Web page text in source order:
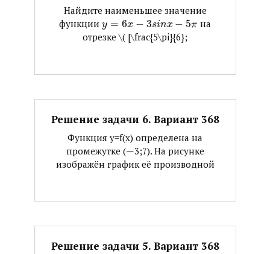
Найдите наименьшее значение
функции ​ y = 6x − 3sinx − 5π ​ на
отрезке ​\( [\frac{5\pi}{6};
Решение задачи 6. Вариант 368
Функция y=f(x) определена на
промежутке (—3;7). На рисунке
изображён график её производной
Решение задачи 5. Вариант 368